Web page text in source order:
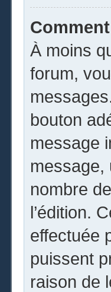
À moins
forum,
bouton
message
message,
nombre
l’édition.
effectuée
puissent
raison de